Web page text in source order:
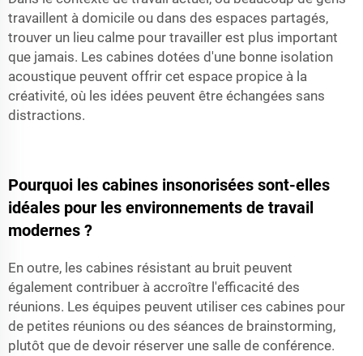
travaillent à domicile ou dans des espaces partagés,
trouver un lieu calme pour travailler est plus important
que jamais. Les cabines dotées d'une bonne isolation
acoustique peuvent offrir cet espace propice à la
créativité, où les idées peuvent être échangées sans
distractions.
Pourquoi les cabines insonorisées sont-elles
idéales pour les environnements de travail
modernes ?
En outre, les cabines résistant au bruit peuvent
également contribuer à accroître l'efficacité des
réunions. Les équipes peuvent utiliser ces cabines pour
de petites réunions ou des séances de brainstorming,
plutôt que de devoir réserver une salle de conférence.